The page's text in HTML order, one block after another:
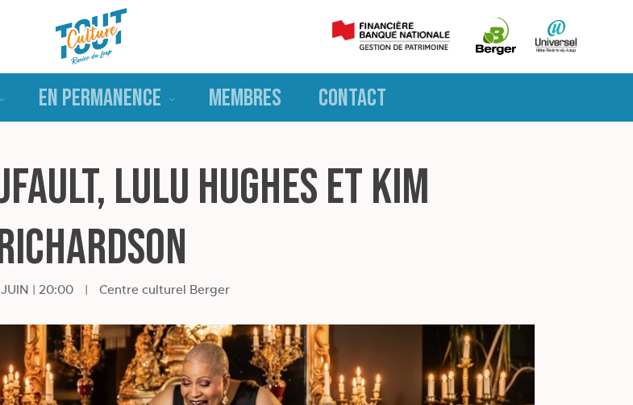
EN PERMANENCE MEMBRES CONTACT
Lulu Hughes et Kim
| 20:00 | Centre culturel Berger